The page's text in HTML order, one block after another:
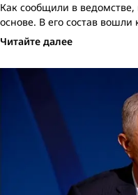
Как сообщили в
основе. В его состав
Читайте далее